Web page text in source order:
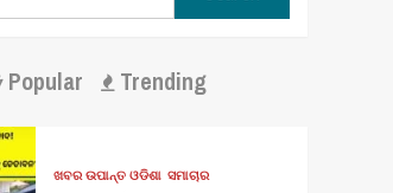
Popular Trending
ଖବର ଉପାନ୍ତ ଓଡିଶା ସମାଚାର